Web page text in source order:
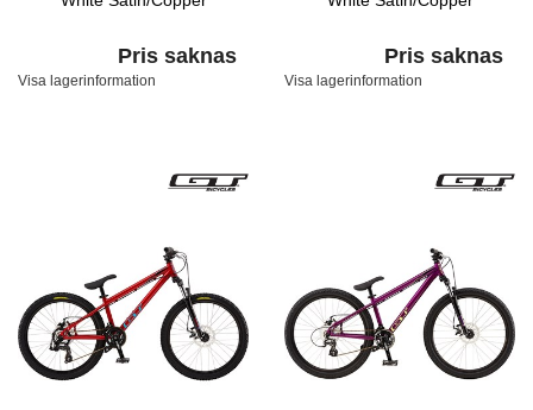
Pris saknas
Visa lagerinformation
Pris saknas
Visa lagerinformation